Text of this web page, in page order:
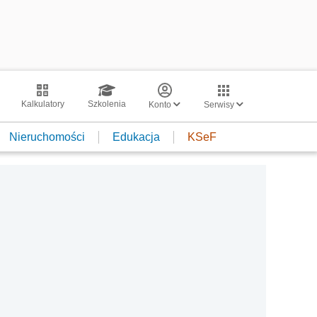
Kalkulatory Szkolenia Konto Serwisy
Nieruchomości Edukacja KSeF